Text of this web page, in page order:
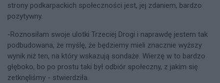
strony podkarpackich społeczności jest, jej zdaniem, bardzo
pozytywny.
-Roznosiłam swoje ulotki Trzeciej Drogi i naprawdę jestem tak
podbudowana, że myślę, że będziemy mieli znacznie wyższy
wynik niż ten, na który wskazują sondaże. Wierzę w to bardzo
głęboko, bo po prostu taki był odbiór społeczny, z jakim się
zetknęliśmy - stwierdziła.